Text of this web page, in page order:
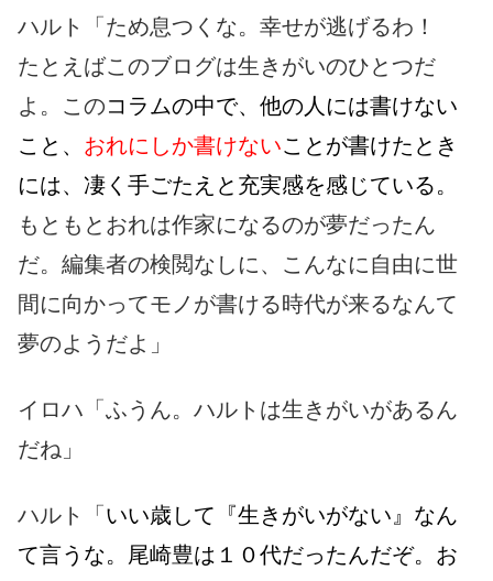
ハルト「ため息つくな。幸せが逃げるわ！
たとえばこのブログは生きがいのひとつだ
よ。このコラムの中で、他の人には書けない
こと、 おれにしか書けないことが書けたとき
には、凄く手ごたえと充実感を感じている。
もともとおれは作家になるのが夢だったん
だ。編集者の検閲なしに、こんなに自由に世
間に向かってモノが書ける時代が来るなんて
夢のようだよ」
イロハ「ふうん。ハルトは生きがいがあるん
だね」
ハルト「 いい歳して『生きがいがない』なん
て言うな。尾崎豊は１０代だったんだぞ。お